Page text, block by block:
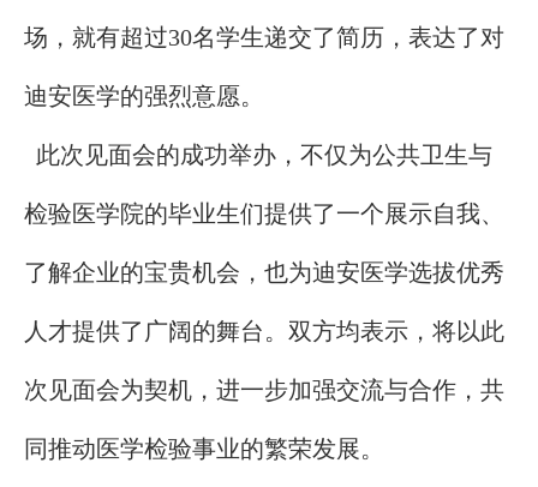
场，就有超过30名学生递交了简历，表达了对
迪安医学的强烈意愿。
此次见面会的成功举办，不仅为公共卫生与
检验医学院的毕业生们提供了一个展示自我、
了解企业的宝贵机会，也为迪安医学选拔优秀
人才提供了广阔的舞台。双方均表示，将以此
次见面会为契机，进一步加强交流与合作，共
同推动医学检验事业的繁荣发展。